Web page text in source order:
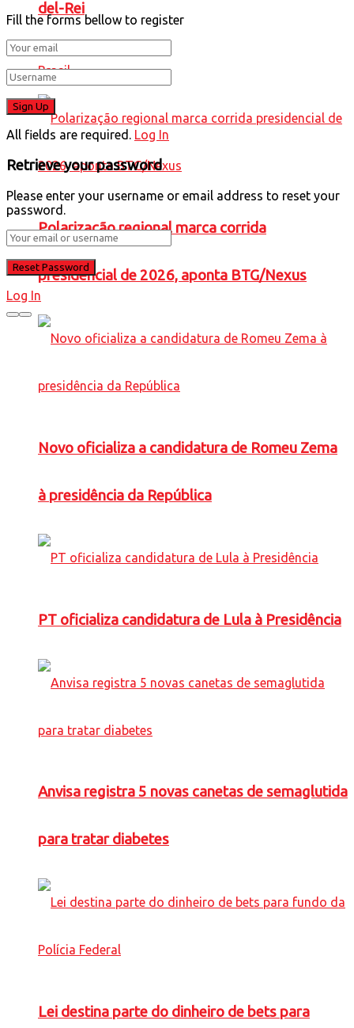
del-Rei
Brasil
Polarização regional marca corrida
presidencial de 2026, aponta BTG/Nexus
Novo oficializa a candidatura de Romeu Zema
à presidência da República
PT oficializa candidatura de Lula à Presidência
Anvisa registra 5 novas canetas de semaglutida
para tratar diabetes
Lei destina parte do dinheiro de bets para
Fill the forms bellow to register
All fields are required. Log In
Retrieve your password
Please enter your username or email address to reset your
password.
Log In